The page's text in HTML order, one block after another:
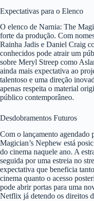
Expectativas para o Elenco
O elenco de Narnia: The
forte da produção. Com
Rainha Jadis e Daniel Craig
conhecidos pode atrair um
sobre Meryl Streep como
ainda mais expectativa ao
talentoso e uma direção
apenas respeita o material
público contemporâneo.
Desdobramentos Futuros
Com o lançamento agendado
Magician’s Nephew está
do cinema naquele ano. A
seguida por uma estreia no
expectativa que beneficia
cinema quanto o acesso
pode abrir portas para uma
Netflix já detendo os direitos